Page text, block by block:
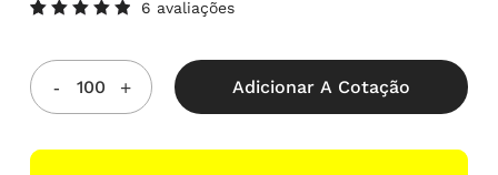
5.00de
5, com
baseado
em
clientes
6 avaliações
Adicionar A Cotação